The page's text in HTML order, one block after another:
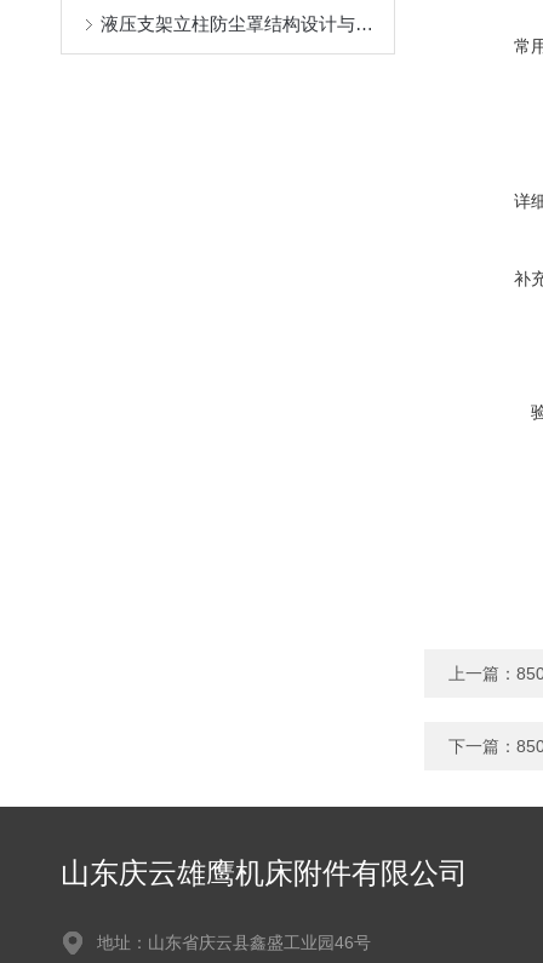
液压支架立柱防尘罩结构设计与密封防护原理
常
详
补
上一篇：
下一篇：
山东庆云雄鹰机床附件有限公司
地址：山东省庆云县鑫盛工业园46号